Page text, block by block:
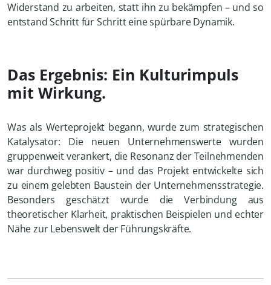
Widerstand zu arbeiten, statt ihn zu bekämpfen – und so
entstand Schritt für Schritt eine spürbare Dynamik.
Das Ergebnis: Ein Kulturimpuls
mit Wirkung.
Was als Werteprojekt begann, wurde zum strategischen
Katalysator: Die neuen Unternehmenswerte wurden
gruppenweit verankert, die Resonanz der Teilnehmenden
war durchweg positiv – und das Projekt entwickelte sich
zu einem gelebten Baustein der Unternehmensstrategie.
Besonders geschätzt wurde die Verbindung aus
theoretischer Klarheit, praktischen Beispielen und echter
Nähe zur Lebenswelt der Führungskräfte.